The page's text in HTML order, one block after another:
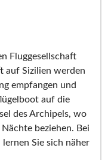
Fluggesellschaft
auf Sizilien werden
empfangen und
auf die
des Archipels, wo
beziehen. Bei
lernen Sie sich näher